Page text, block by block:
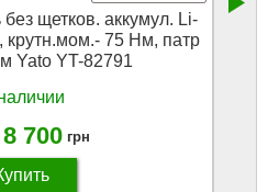
щетков. аккумул. Li-
крутн.мом.- 75 Нм, патр
Yato YT-82791
8 700 грн